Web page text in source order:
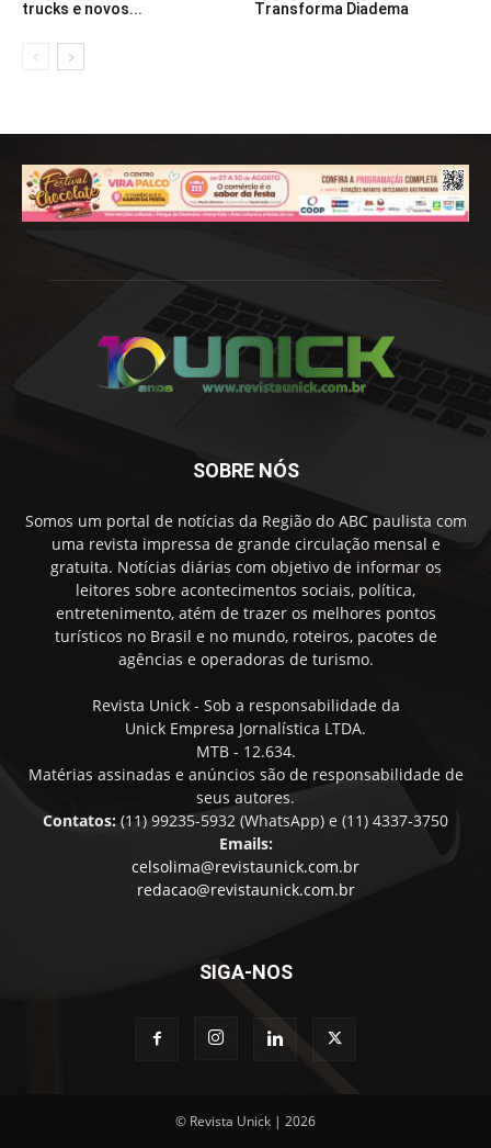
trucks e novos...
Transforma Diadema
SOBRE NÓS
Somos um portal de notícias da Região do ABC paulista com
uma revista impressa de grande circulação mensal e
gratuita. Notícias diárias com objetivo de informar os
leitores sobre acontecimentos sociais, política,
entretenimento, atém de trazer os melhores pontos
turísticos no Brasil e no mundo, roteiros, pacotes de
agências e operadoras de turismo.
Revista Unick - Sob a responsabilidade da
Unick Empresa Jornalística LTDA.
MTB - 12.634.
Matérias assinadas e anúncios são de responsabilidade de
seus autores.
Contatos: (11) 99235-5932 (WhatsApp) e (11) 4337-3750
Emails:
celsolima@revistaunick.com.br
redacao@revistaunick.com.br
SIGA-NOS
© Revista Unick | 2026